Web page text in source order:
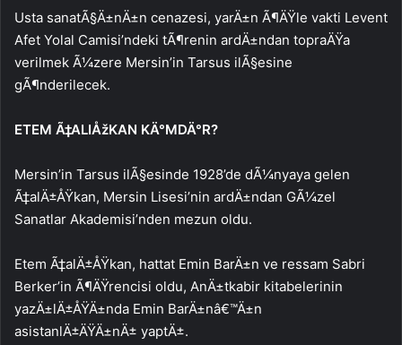
Usta sanatÃ§Ä±nÄ±n cenazesi, yarÄ±n Ã¶ÄŸle vakti Levent
Afet Yolal Camisi’ndeki tÃ¶renin ardÄ±ndan topraÄŸa
verilmek Ã¼zere Mersin’in Tarsus ilÃ§esine
gÃ¶nderilecek.
ETEM Ã‡ALIÅžKAN KÄ°MDÄ°R?
Mersin’in Tarsus ilÃ§esinde 1928’de dÃ¼nyaya gelen
Ã‡alÄ±ÅŸkan, Mersin Lisesi’nin ardÄ±ndan GÃ¼zel
Sanatlar Akademisi’nden mezun oldu.
Etem Ã‡alÄ±ÅŸkan, hattat Emin BarÄ±n ve ressam Sabri
Berker’in Ã¶ÄŸrencisi oldu, AnÄ±tkabir kitabelerinin
yazÄ±lÄ±ÅŸÄ±nda Emin BarÄ±nâ€™Ä±n
asistanlÄ±ÄŸÄ±nÄ± yaptÄ±.